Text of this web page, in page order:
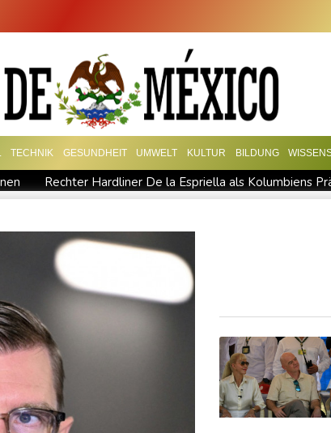
TECHNIK GESUNDHEIT UMWELT KULTUR BILDUNG
Rechter Hardliner De la Espriella als Kolumbiens
Asllani bleibt bei Hoffenheim
Menschenrechtsgruppen: Mehr als 140 Tote bei